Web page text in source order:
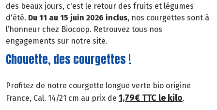
des beaux jours, c'est le retour des fruits et légumes
d'été. Du 11 au 15 juin 2026 inclus, nos courgettes sont à
l’honneur chez Biocoop. Retrouvez tous nos
engagements sur notre site.
Chouette, des courgettes !
Profitez de notre courgette longue verte bio origine
France, Cal. 14/21 cm au prix de 1,79€ TTC le kilo.